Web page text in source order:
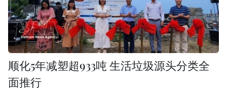
顺化5年减塑超933吨 生活垃圾源头分类全
面推行